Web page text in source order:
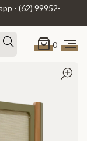
- (62) 99952-
0